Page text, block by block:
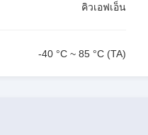
คิวเอฟเอ็น
-40 °C ~ 85 °C (TA)